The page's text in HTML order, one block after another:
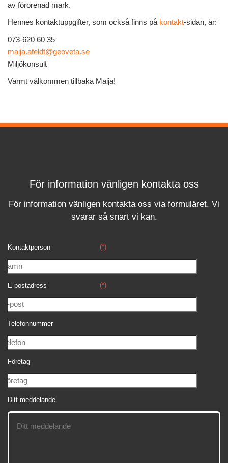
av förorenad mark.
Hennes kontaktuppgifter, som också finns på kontakt-sidan, är:
073-620 60 35
maija.afeldt@geoveta.se
Miljökonsult
Varmt välkommen tillbaka Maija!
För information vänligen kontakta oss
För information vänligen kontakta oss via formuläret. Vi
svararså snart vi kan.
Kontaktperson (*)
E-postadress (*)
Telefonnummer
Företag
Ditt meddelande